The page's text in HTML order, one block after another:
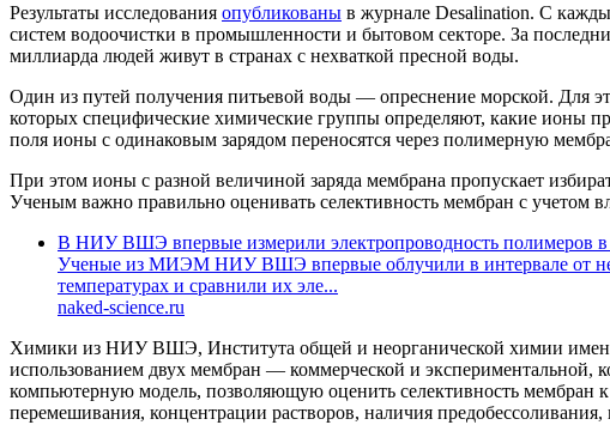
Результаты исследования опубликованы в журнале Desalination. С
систем водоочистки в промышленности и бытовом секторе. За
миллиарда людей живут в странах с нехваткой пресной воды.
Один из путей получения питьевой воды — опреснение морской. Для
которых специфические химические группы определяют, какие ионы
поля ионы с одинаковым зарядом переносятся через полимерную
При этом ионы с разной величиной заряда мембрана пропускает
Ученым важно правильно оценивать селективность мембран с учетом
В НИУ ВШЭ впервые измерили электропроводность полимеров в
Ученые из МИЭМ НИУ ВШЭ впервые облучили в интервале от
температурах и сравнили их эле...
naked-science.ru
Химики из НИУ ВШЭ, Института общей и неорганической химии
использованием двух мембран — коммерческой и
компьютерную модель, позволяющую оценить селективность мембран
перемешивания, концентрации растворов, наличия